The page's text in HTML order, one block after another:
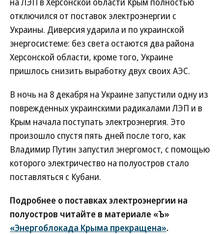
отключился от поставок электроэнергии с
Украины. Диверсия ударила и по украинской
энергосистеме: без света остаются два района
Херсонской области, кроме того, Украине
пришлось снизить выработку двух своих АЭС.
В ночь на 8 декабря на Украине запустили одну из
поврежденных украинскими радикалами ЛЭП и в
Крым начала поступать электроэнергия. Это
произошло спустя пять дней после того, как
Владимир Путин запустил энергомост, с помощью
которого электричество на полуостров стало
поставляться с Кубани.
Подробнее о поставках электроэнергии на
полуостров читайте в материале «Ъ»
«Энергоблокада Крыма прекращена».